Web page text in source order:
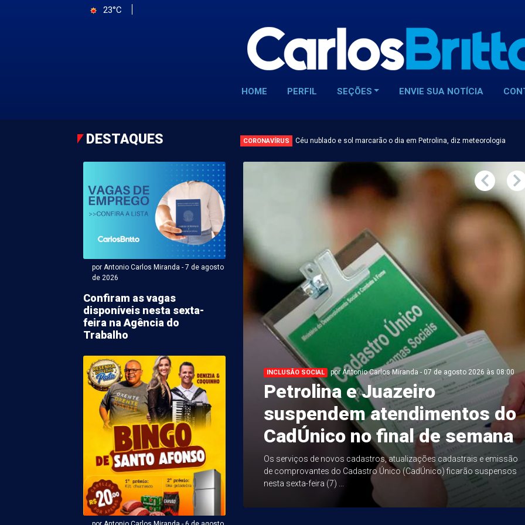
23°C
HOME PERFIL SEÇÕES ENVIE SUA NOTÍCIA
DESTAQUES CORONAVÍRUS Céu nublado e sol marcarão o dia em Petrolina, diz meteorologia
por Antonio Carlos Miranda - 7 de agosto
de 2026
Confiram as vagas
disponíveis nesta sexta-
feira na Agência do
Trabalho
Carlos Miranda - 07 de agosto 2026 às 06:31
deve ter mais um
ensolarado e
moderada
em Petrolina será mais um dia com a expectativa de
INCLUSÃO SOCIAL por Antonio Carlos Miranda - 07 de agosto 2026 às 08:00
Petrolina e Juazeiro
suspendem atendimentos do
CadÚnico no final de semana
Os serviços de novos cadastros, atualizações cadastrais e emissão
de comprovantes do Cadastro Único (CadÚnico) ficarão suspensos
nesta sexta-feira (7) ...